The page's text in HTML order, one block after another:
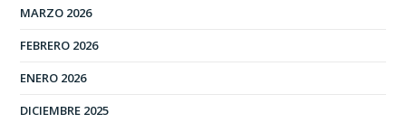
MARZO 2026
FEBRERO 2026
ENERO 2026
DICIEMBRE 2025